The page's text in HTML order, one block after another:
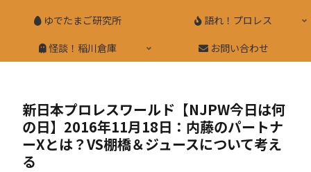
ゆでたまご研究所
語れ！プロレス
怪談！稲川倉庫
お問い合わせ
新日本プロレスワールド【NJPW今日は何
の日】2016年11月18日：内藤のパートナ
ーXとは？VS棚橋＆ジュースについて考え
る